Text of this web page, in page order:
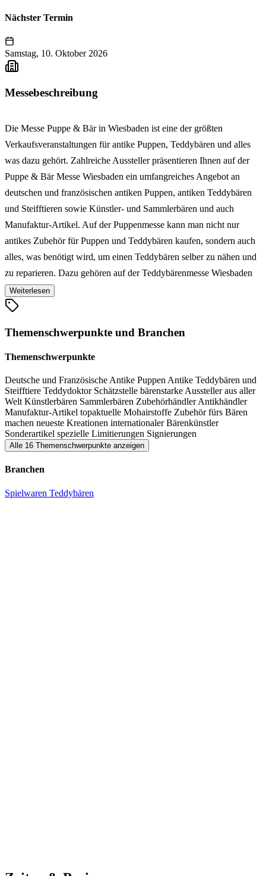
Nächster Termin
Samstag, 10. Oktober 2026
Messebeschreibung
Die Messe Puppe & Bär in Wiesbaden ist eine der größten
Verkaufsveranstaltungen für antike Puppen, Teddybären und alles
was dazu gehört. Zahlreiche Aussteller präsentieren Ihnen auf der
Puppe & Bär Messe Wiesbaden ein umfangreiches Angebot an
deutschen und französischen antiken Puppen, antiken Teddybären
und Steifftieren sowie Künstler- und Sammlerbären und auch
Manufaktur-Artikel. Auf der Puppenmesse kann man nicht nur
antikes Zubehör für Puppen und Teddybären kaufen, sondern auch
alles, was benötigt wird, um einen Teddybären selber zu nähen und
zu reparieren. Dazu gehören auf der Teddybärenmesse Wiesbaden
fertig zusammengestellte Bastelpackungen, Schnittmuster für
Teddybären, Mohairstoffe, Pfotenstoffe, Augen, Gelenke, Garne,
vieles mehr. Von Puppendoktor bis zur Schätzstelle für Puppen und
Antike Teddys ist auf der Puppe & Bär in Wiesbaden für alle etwas
Weiterlesen
Themenschwerpunkte und Branchen
Themenschwerpunkte
Deutsche und Französische Antike Puppen Antike Teddybären und
Steifftiere Teddydoktor Schätzstelle bärenstarke Aussteller aus aller
Welt Künstlerbären Sammlerbären ZubehörhändlerAntikhändler
Manufaktur-Artikel topaktuelle Mohairstoffe Zubehör fürs Bären
machen neueste Kreationen internationaler Bärenkünstler
Sonderartikel spezielle Limitierungen Signierungen
Alle 16 Themenschwerpunkte anzeigen
Branchen
Spielwaren Teddybären